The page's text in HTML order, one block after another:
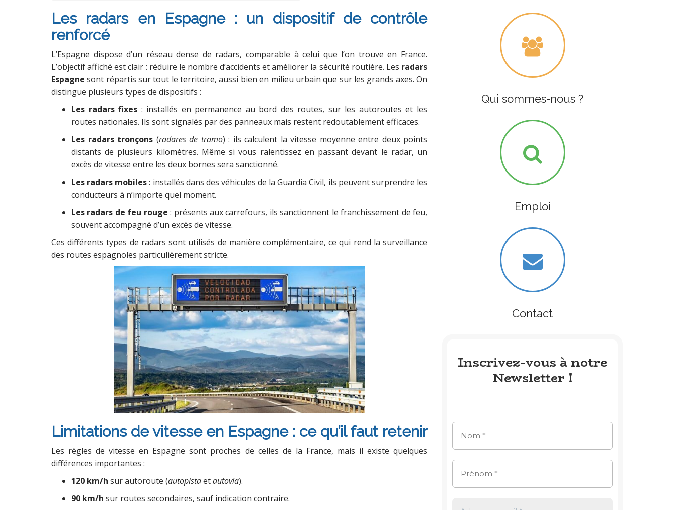
Les radars en Espagne : un dispositif de contrôle
renforcé
L’Espagne dispose d’un réseau dense de radars, comparable à celui que l’on trouve en France.
L’objectif affiché est clair : réduire le nombre d’accidents et améliorer la sécurité routière. Les radars
Espagne sont répartis sur tout le territoire, aussi bien en milieu urbain que sur les grands axes. On
distingue plusieurs types de dispositifs :
Les radars fixes : installés en permanence au bord des routes, sur les autoroutes et les
routes nationales. Ils sont signalés par des panneaux mais restent redoutablement efficaces.
Les radars tronçons (radares de tramo) : ils calculent la vitesse moyenne entre deux points
distants de plusieurs kilomètres. Même si vous ralentissez en passant devant le radar, un
excès de vitesse entre les deux bornes sera sanctionné.
Les radars mobiles: installés dans des véhicules de la Guardia Civil, ils peuvent surprendre les
conducteurs à n’importe quel moment.
Les radars de feu rouge : présents aux carrefours, ils sanctionnent le franchissement de feu,
souvent accompagné d’un excès de vitesse.
Ces différents types de radars sont utilisés de manière complémentaire, ce qui rend la surveillance
des routes espagnoles particulièrement stricte.
Limitations de vitesse en Espagne : ce qu’il faut retenir
Les règles de vitesse en Espagne sont proches de celles de la France, mais il existe quelques
différences importantes :
120 km/h sur autoroute (autopistaetautovía).
90 km/h sur routes secondaires, sauf indication contraire.
Qui sommes-nous ?
Emploi
Contact
Inscrivez-vous à notre
Newsletter !